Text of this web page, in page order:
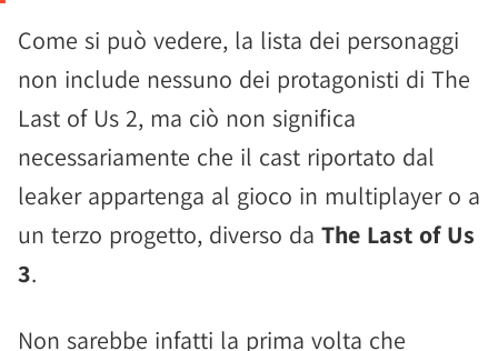
Come si può vedere, la lista dei personaggi
non include nessuno dei protagonisti di The
Last of Us 2, ma ciò non significa
necessariamente che il cast riportato dal
leaker appartenga al gioco in multiplayer o a
un terzo progetto, diverso da The Last of Us
3.
Non sarebbe infatti la prima volta che